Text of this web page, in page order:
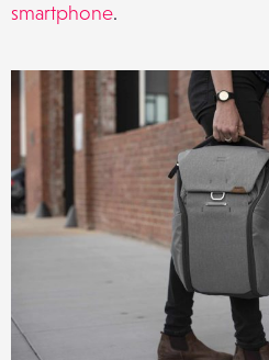
smartphone.